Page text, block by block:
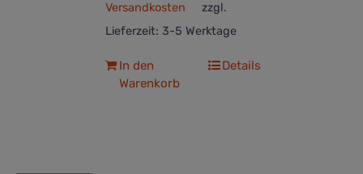
zzgl.
Versandkosten
Lieferzeit: 3-5 Werktage
In den
Warenkorb
Details